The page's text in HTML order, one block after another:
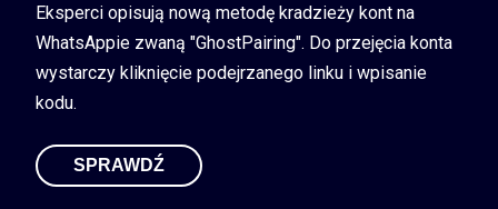
Eksperci opisują nową metodę kradzieży kont na
WhatsAppie zwaną "GhostPairing". Do przejęcia konta
wystarczy kliknięcie podejrzanego linku i wpisanie
kodu.
SPRAWDŹ